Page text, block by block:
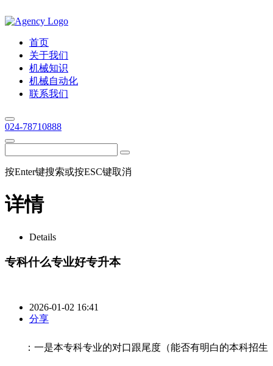
首页
关于我们
机械知识
机械自动化
联系我们
024-78710888
按Enter键搜索或按ESC键取消
详情
Details
专科什么专业好专升本
2026-01-02 16:41
分享
：一是本专科专业的对口跟尾度（能否有明白的本科招生